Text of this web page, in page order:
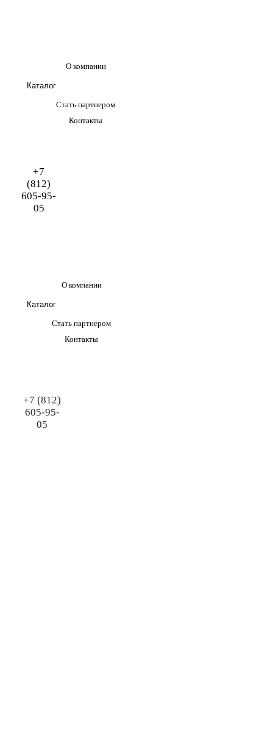
О компании
Каталог
Стать партнером
Контакты
+7
(812)
605-95-
05
О компании
Каталог
Стать партнером
Контакты
+7 (812)
605-95-
05